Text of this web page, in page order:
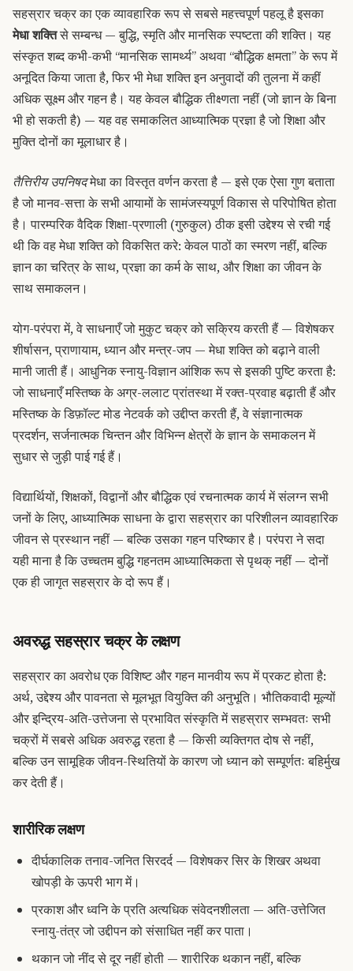
सहस्रार चक्र का एक व्यावहारिक रूप से सबसे महत्त्वपूर्ण पहलू है इसका
मेधा शक्तिसे सम्बन्ध — बुद्धि, स्मृति और मानसिक स्पष्टता की शक्ति। यह
संस्कृत शब्द कभी-कभी “मानसिक सामर्थ्य” अथवा “बौद्धिक क्षमता” के रूप में
अनूदित किया जाता है, फिर भी मेधा शक्ति इन अनुवादों की तुलना में कहीं
अधिक सूक्ष्म और गहन है। यह केवल बौद्धिक तीक्ष्णता नहीं (जो ज्ञान के बिना
भी हो सकती है) — यह वह समाकलित आध्यात्मिक प्रज्ञा है जो शिक्षा और
मुक्ति दोनों का मूलाधार है।
तैत्तिरीय उपनिषदमेधा का विस्तृत वर्णन करता है — इसे एक ऐसा गुण बताता
है जो मानव-सत्ता के सभी आयामों के सामंजस्यपूर्ण विकास से परिपोषित होता
है। पारम्परिक वैदिक शिक्षा-प्रणाली (गुरुकुल) ठीक इसी उद्देश्य से रची गई
थी कि वह मेधा शक्ति को विकसित करे: केवल पाठों का स्मरण नहीं, बल्कि
ज्ञान का चरित्र के साथ, प्रज्ञा का कर्म के साथ, और शिक्षा का जीवन के
साथ समाकलन।
योग-परंपरा में, वे साधनाएँ जो मुकुट चक्र को सक्रिय करती हैं — विशेषकर
शीर्षासन, प्राणायाम, ध्यान और मन्त्र-जप — मेधा शक्ति को बढ़ाने वाली
मानी जाती हैं। आधुनिक स्नायु-विज्ञान आंशिक रूप से इसकी पुष्टि करता है:
जो साधनाएँ मस्तिष्क के अग्र-ललाट प्रांतस्था में रक्त-प्रवाह बढ़ाती हैं और
मस्तिष्क के डिफ़ॉल्ट मोड नेटवर्क को उद्दीप्त करती हैं, वे संज्ञानात्मक
प्रदर्शन, सर्जनात्मक चिन्तन और विभिन्न क्षेत्रों के ज्ञान के समाकलन में
सुधार से जुड़ी पाई गई हैं।
विद्यार्थियों, शिक्षकों, विद्वानों और बौद्धिक एवं रचनात्मक कार्य में संलग्न सभी
जनों के लिए, आध्यात्मिक साधना के द्वारा सहस्रार का परिशीलन व्यावहारिक
जीवन से प्रस्थान नहीं — बल्कि उसका गहन परिष्कार है। परंपरा ने सदा
यही माना है कि उच्चतम बुद्धि गहनतम आध्यात्मिकता से पृथक् नहीं — दोनों
एक ही जागृत सहस्रार के दो रूप हैं।
अवरुद्ध सहस्रार चक्र के लक्षण
सहस्रार का अवरोध एक विशिष्ट और गहन मानवीय रूप में प्रकट होता है:
अर्थ, उद्देश्य और पावनता से मूलभूत वियुक्ति की अनुभूति। भौतिकवादी मूल्यों
और इन्द्रिय-अति-उत्तेजना से प्रभावित संस्कृति में सहस्रार सम्भवतः सभी
चक्रों में सबसे अधिक अवरुद्ध रहता है — किसी व्यक्तिगत दोष से नहीं,
बल्कि उन सामूहिक जीवन-स्थितियों के कारण जो ध्यान को सम्पूर्णतः बहिर्मुख
कर देती हैं।
शारीरिक लक्षण
दीर्घकालिक तनाव-जनित सिरदर्द — विशेषकर सिर के शिखर अथवा
खोपड़ी के ऊपरी भाग में।
प्रकाश और ध्वनि के प्रति अत्यधिक संवेदनशीलता — अति-उत्तेजित
स्नायु-तंत्र जो उद्दीपन को संसाधित नहीं कर पाता।
थकान जो नींद से दूर नहीं होती — शारीरिक थकान नहीं, बल्कि